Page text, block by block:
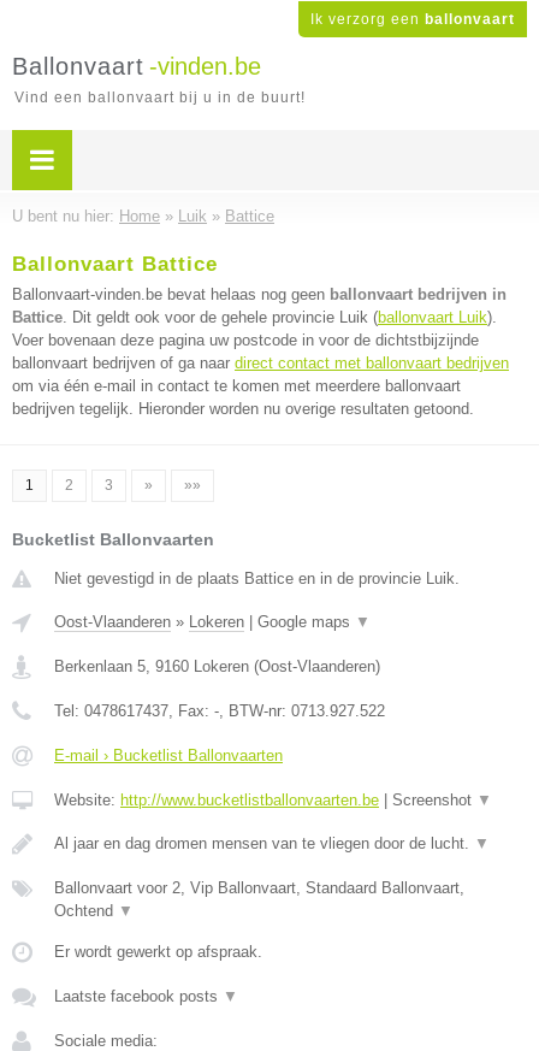
Ik verzorg een ballonvaart
Ballonvaart -vinden.be
Vind een ballonvaart bij u in de buurt!
U bent nu hier: Home » Luik » Battice
Ballonvaart Battice
Ballonvaart-vinden.be bevat helaas nog geen ballonvaart bedrijven in
Battice. Dit geldt ook voor de gehele provincie Luik (ballonvaart Luik).
Voer bovenaan deze pagina uw postcode in voor de dichtstbijzijnde
ballonvaart bedrijven of ga naar direct contact met ballonvaart bedrijven
om via één e-mail in contact te komen met meerdere ballonvaart
bedrijven tegelijk. Hieronder worden nu overige resultaten getoond.
1 2 3 » »»
Bucketlist Ballonvaarten
Niet gevestigd in de plaats Battice en in de provincie Luik.
Oost-Vlaanderen » Lokeren Google maps ▼
Berkenlaan 5, 9160 Lokeren (Oost-Vlaanderen)
Tel: 0478617437, Fax: -, BTW-nr: 0713.927.522
E-mail › Bucketlist Ballonvaarten
Website: http://www.bucketlistballonvaarten.be Screenshot ▼
Al jaar en dag dromen mensen van te vliegen door de lucht. ▼
Ballonvaart voor 2, Vip Ballonvaart, Standaard Ballonvaart,
Ochtend ▼
Er wordt gewerkt op afspraak.
Laatste facebook posts ▼
Sociale media: